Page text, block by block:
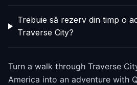
Trebuie să rezerv din timp o
Traverse City?
Turn a walk through Traverse
America into an adventure with